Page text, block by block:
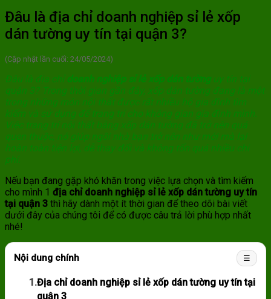
Đâu là địa chỉ doanh nghiệp sỉ lẻ xốp
dán tường uy tín tại quận 3?
(Cập nhật lần cuối: 24/05/2024)
Đâu là địa chỉ doanh nghiệp sỉ lẻ xốp dán tườnguy tín tại
quận 3? Trong thời gian gần đây, xốp dán tường đang là một
trong những món nội thất được rất nhiều hộ gia đình tìm
kiếm và sử dụng để trang trí cho không gian gia đình mình.
Việc trang trí nội thất bằng xốp dán tường đã trở nên quá
quen thuộc, nó giúp ngôi nhà bạn trở nên như mới mà lại
hoàn toàn tiện lợi, dễ thay đổi và không tốn quá nhiều chi
phí.
Nếu bạn đang gặp khó khăn trong việc lựa chọn và tìm kiếm
cho mình 1 địa chỉ doanh nghiệp sỉ lẻ xốp dán tường uy tín
tại quận 3 thì hãy dành một ít thời gian để theo dõi bài viết
dưới đây của chúng tôi để có được câu trả lời phù hợp nhất
nhé!
Nội dung chính ☰
1.Địa chỉ doanh nghiệp sỉ lẻ xốp dán tường uy tín tại
quận 3